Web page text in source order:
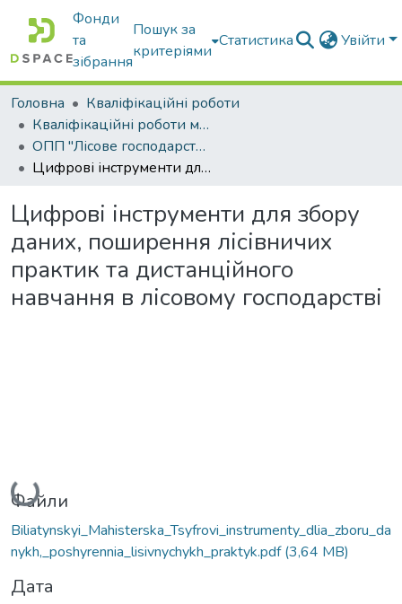
Фонди
та
зібрання
Пошук за
критеріями
Статистика Увійти
Головна
Кваліфікаційні роботи
Кваліфікаційні роботи магістрів
ОПП "Лісове господарство"
Цифрові інструменти для збору даних, поширення лісівничих практик та дистанційного навчання в лісовому господарстві
Цифрові інструменти для збору
даних, поширення лісівничих
практик та дистанційного
навчання в лісовому господарстві
Вантажиться...
Файли
Biliatynskyi_Mahisterska_Tsyfrovi_instrumenty_dlia_zboru_da
nykh,_poshyrennia_lisivnychykh_praktyk.pdf(3,64 MB)
Дата